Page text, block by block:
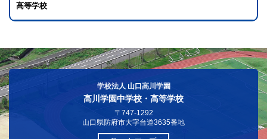
高等学校
学校法人 山口高川学園
高川学園中学校・高等学校
〒747-1292
山口県防府市大字台道3635番地